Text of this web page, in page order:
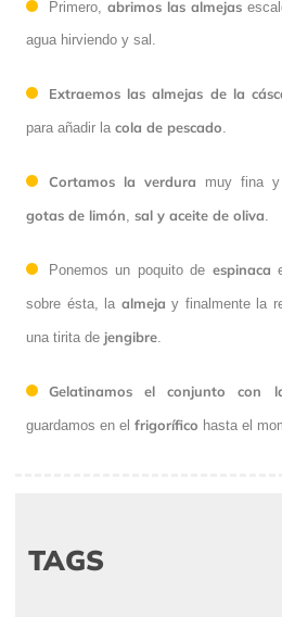
Primero, abrimos las almejas
agua hirviendo y sal.
Extraemos las almejas de la
para añadir la cola de pescado.
Cortamos la verdura muy fina
gotas de limón, sal y aceite de oliva.
Ponemos un poquito de espinaca
sobre ésta, la almejay finalmente la
una tirita de jengibre.
Gelatinamos el conjunto con
guardamos en el frigorífico hasta el
TAGS